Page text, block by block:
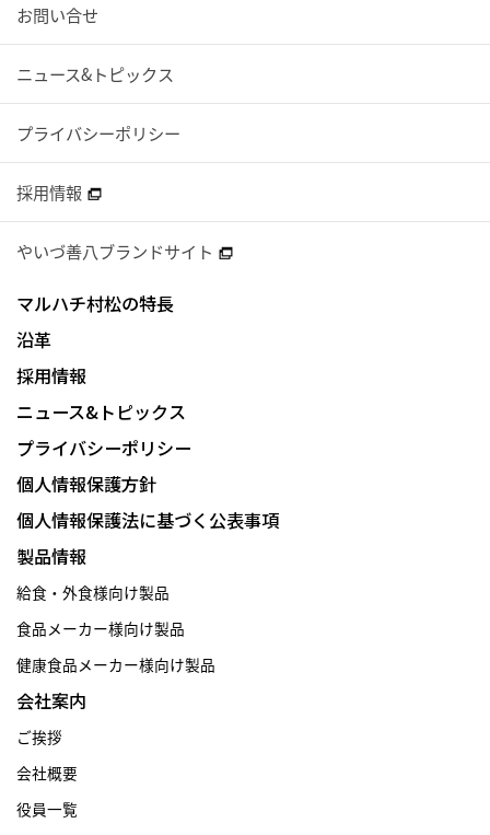
お問い合せ
ニュース&トピックス
プライバシーポリシー
採用情報
やいづ善八ブランドサイト
マルハチ村松の特長
沿革
採用情報
ニュース&トピックス
プライバシーポリシー
個人情報保護方針
個人情報保護法に基づく公表事項
製品情報
給食・外食様向け製品
食品メーカー様向け製品
健康食品メーカー様向け製品
会社案内
ご挨拶
会社概要
役員一覧